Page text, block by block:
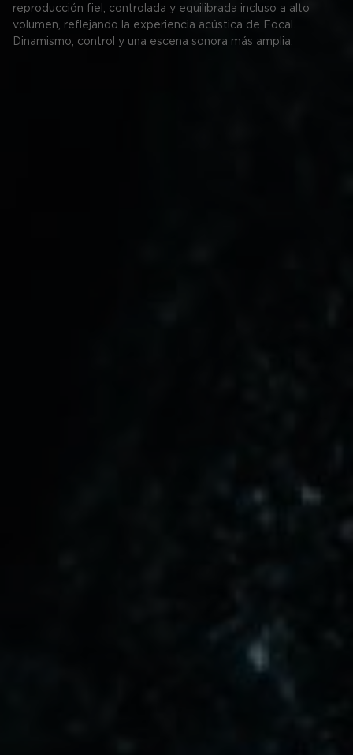
reproducción fiel, controlada y equilibrada incluso a alto
volumen, reflejando la experiencia acústica de Focal.
Dinamismo, control y una escena sonora más amplia.